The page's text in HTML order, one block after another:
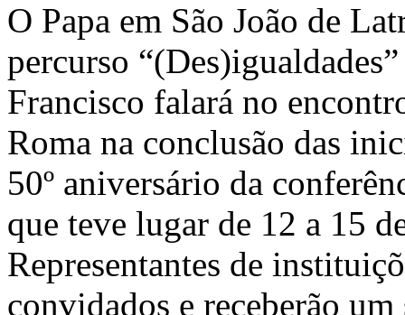
O Papa em São João de
percurso
Francisco falará no
Roma na conclusão das
50º aniversário da
que teve lugar de 12 a 15
Representantes de
convidados e receberão